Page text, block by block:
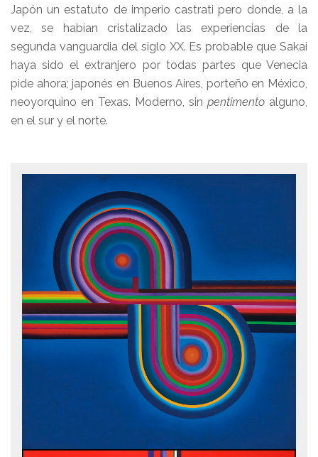
Japón un estatuto de imperio castrati pero donde, a la
vez, se habían cristalizado las experiencias de la
segunda vanguardia del siglo XX. Es probable que Sakai
haya sido el extranjero por todas partes que Venecia
pide ahora; japonés en Buenos Aires, porteño en México,
neoyorquino en Texas. Moderno, sin pentimento alguno,
en el sur y el norte.